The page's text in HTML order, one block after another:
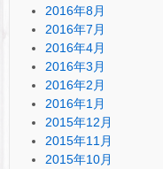
2016年8月
2016年7月
2016年4月
2016年3月
2016年2月
2016年1月
2015年12月
2015年11月
2015年10月